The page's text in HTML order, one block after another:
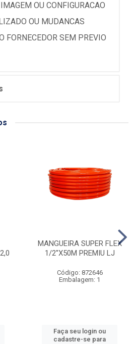
OU CONFIGURACAO
OU MUDANCAS
FORNECEDOR SEM PREVIO
MANGUEIRA SUPER FLEX
1/2''X50M PREMIU LJ
Código: 872646
Embalagem: 1
Faça seu login ou
cadastre-se para